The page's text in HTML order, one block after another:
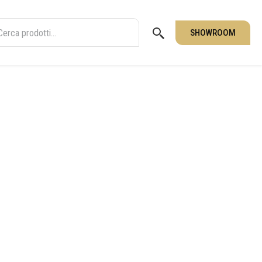
SHOWROOM